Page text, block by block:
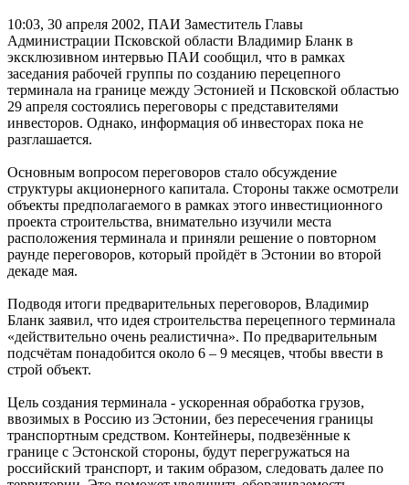
10:03, 30 апреля 2002, ПАИ Заместитель Главы
Администрации Псковской области Владимир Бланк в
эксклюзивном интервью ПАИ сообщил, что в рамках
заседания рабочей группы по созданию перецепного
терминала на границе между Эстонией и Псковской областью
29 апреля состоялись переговоры с представителями
инвесторов. Однако, информация об инвесторах пока не
разглашается.
Основным вопросом переговоров стало обсуждение
структуры акционерного капитала. Стороны также осмотрели
объекты предполагаемого в рамках этого инвестиционного
проекта строительства, внимательно изучили места
расположения терминала и приняли решение о повторном
раунде переговоров, который пройдёт в Эстонии во второй
декаде мая.
Подводя итоги предварительных переговоров, Владимир
Бланк заявил, что идея строительства перецепного терминала
«действительно очень реалистична». По предварительным
подсчётам понадобится около 6 – 9 месяцев, чтобы ввести в
строй объект.
Цель создания терминала - ускоренная обработка грузов,
ввозимых в Россию из Эстонии, без пересечения границы
транспортным средством. Контейнеры, подвезённые к
границе с Эстонской стороны, будут перегружаться на
российский транспорт, и таким образом, следовать далее по